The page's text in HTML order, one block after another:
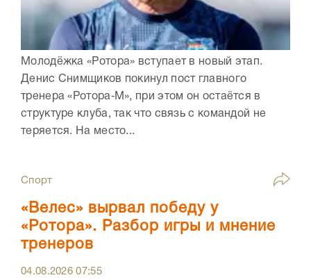
Молодёжка «Ротора» вступает в новый этап.
Денис Снимщиков покинул пост главного
тренера «Ротора‑М», при этом он остаётся в
структуре клуба, так что связь с командой не
теряется. На место...
Спорт
«Велес» вырвал победу у
«Ротора». Разбор игры и мнение
тренеров
04.08.202607:55